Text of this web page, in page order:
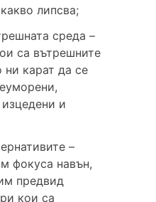
липсва;
среда –
са вътрешните
ни карат да се
и
–
фокуса навън,
предвид
кои са